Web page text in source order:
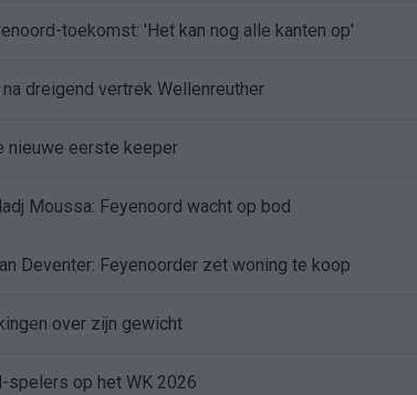
toekomst: 'Het kan nog alle kanten op'
dreigend vertrek Wellenreuther
nieuwe eerste keeper
Moussa: Feyenoord wacht op bod
Deventer: Feyenoorder zet woning te koop
over zijn gewicht
spelers op het WK 2026